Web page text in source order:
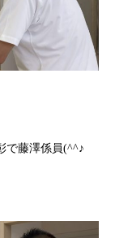
で藤澤係員(^^♪